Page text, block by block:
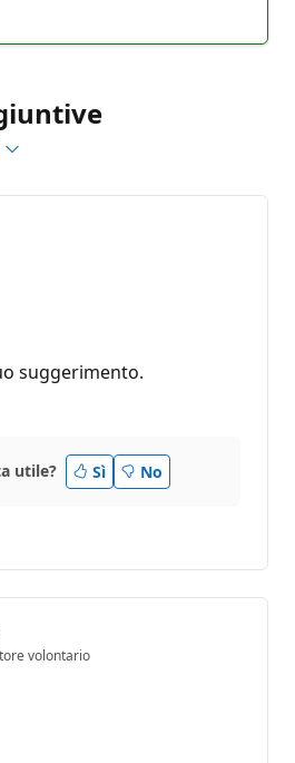
suggerimento.
utile? Sì No
volontario